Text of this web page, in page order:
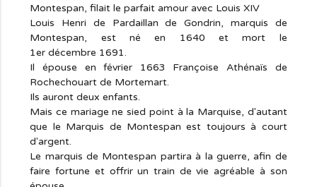
Montespan, filait le parfait amour avec Louis XIV
Louis Henri de Pardaillan de Gondrin, marquis de
Montespan, est né en 1640 et mort le
1er décembre 1691.
Il épouse en février 1663 Françoise Athénaïs de
Rochechouart de Mortemart.
Ils auront deux enfants.
Mais ce mariage ne sied point à la Marquise, d'autant
que le Marquis de Montespan est toujours à court
d'argent.
Le marquis de Montespan partira à la guerre, afin de
faire fortune et offrir un train de vie agréable à son